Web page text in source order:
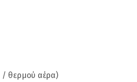
/ θερμού αέρα)